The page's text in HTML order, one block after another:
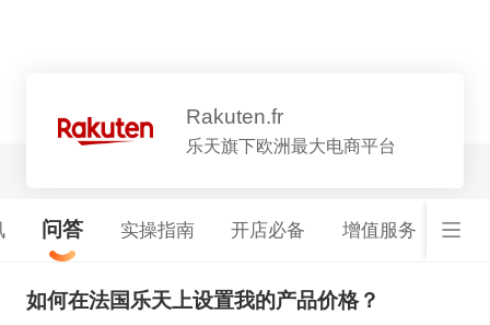
Rakuten.fr
乐天旗下欧洲最大电商平台
问答 实操指南 开店必备 增值服务 基
如何在法国乐天上设置我的产品价格？